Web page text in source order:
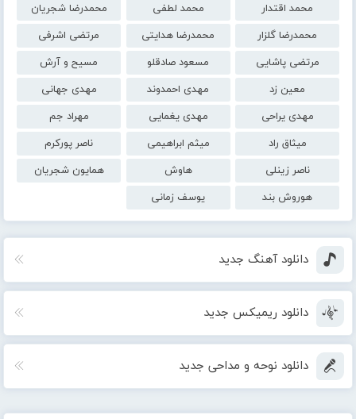
محمد اقتدار
محمد لطفی
محمدرضا شجریان
محمدرضا گلزار
محمدرضا هدایتی
مرتضی اشرفی
مرتضی پاشایی
مسعود صادقلو
مسیح و آرش
معین زد
مهدی احمدوند
مهدی جهانی
مهدی یراحی
مهدی یغمایی
مهراد جم
میثاق راد
میثم ابراهیمی
ناصر پورکرم
ناصر زینلی
هاوش
همایون شجریان
هوروش بند
یوسف زمانی
دانلود آهنگ جدید
دانلود ریمیکس جدید
دانلود نوحه و مداحی جدید